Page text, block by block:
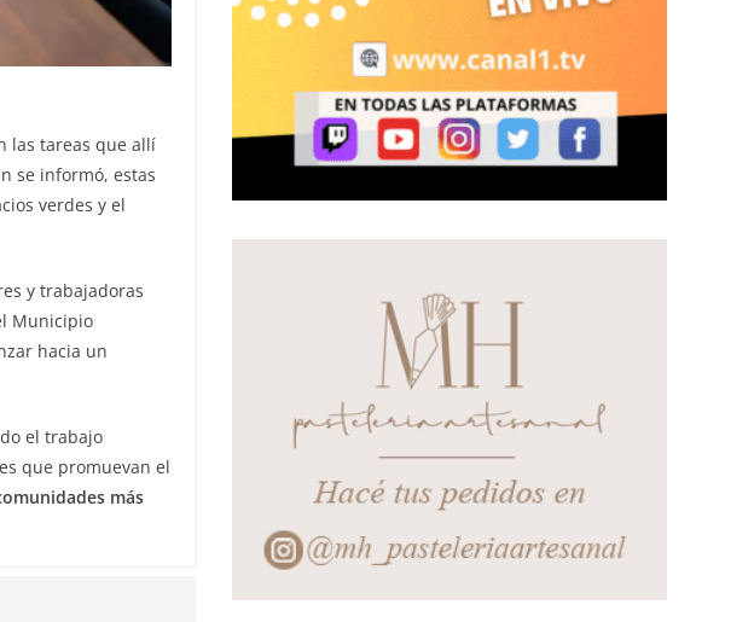
las tareas que allí
se informó, estas
verdes y el
y trabajadoras
Municipio
hacia un
el trabajo
que promuevan el
más